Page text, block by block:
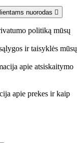
nuorodas 
politiką mūsų
ir taisyklės mūsų
apie atsiskaitymo
apie prekes ir kaip